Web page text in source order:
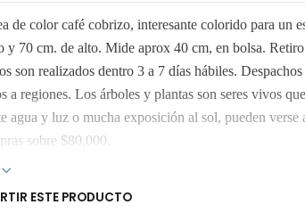
de color café cobrizo, interesante colorido para un
y 70 cm. de alto. Mide aprox 40 cm, en bolsa.
son realizados dentro 3 a 7 días hábiles.
a regiones. Los árboles y plantas son seres vivos
agua y luz o mucha exposición al sol, pueden verse
sobre $80.000.
ESTE PRODUCTO